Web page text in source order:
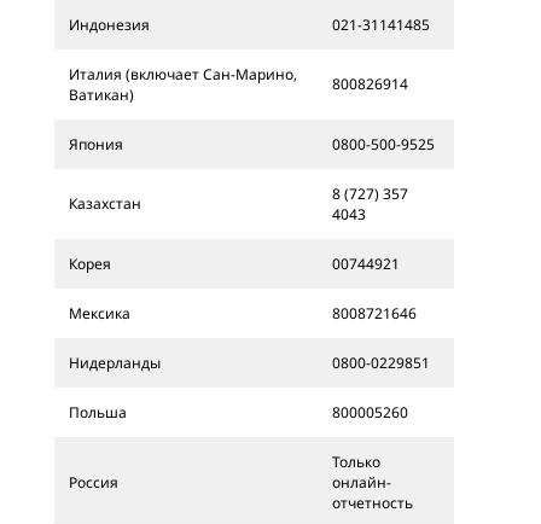
Индонезия 021-31141485
Италия (включает Сан-Марино,
Ватикан)
800826914
Япония 0800-500-9525
Казахстан
8 (727) 357
4043
Корея 00744921
Мексика 8008721646
Нидерланды 0800-0229851
Польша 800005260
Россия
Только
онлайн-
отчетность